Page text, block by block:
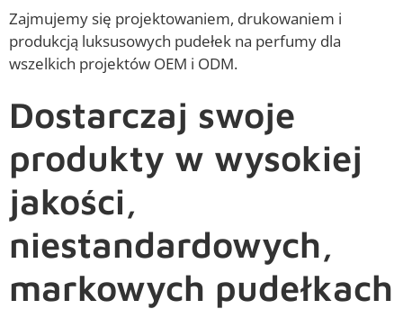
Zajmujemy się projektowaniem, drukowaniem i
produkcją luksusowych pudełek na perfumy dla
wszelkich projektów OEM i ODM.
Dostarczaj swoje
produkty w wysokiej
jakości,
niestandardowych,
markowych pudełkach